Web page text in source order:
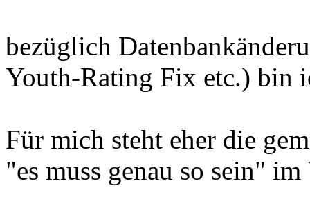
bezüglich
Youth-Rating Fix etc.) bin
Für mich steht eher die
"es muss genau so sein"